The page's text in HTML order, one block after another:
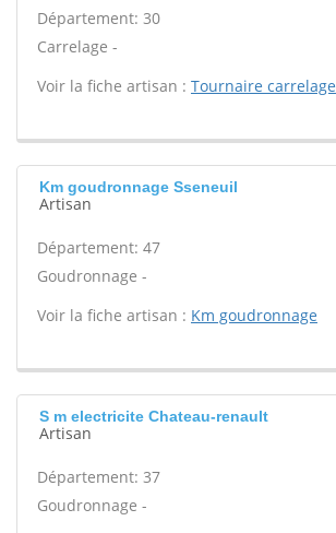
Département: 30
Carrelage -
Voir la fiche artisan : Tournaire carrelage
Km goudronnage Sseneuil
Artisan
Département: 47
Goudronnage -
Voir la fiche artisan : Km goudronnage
S m electricite Chateau-renault
Artisan
Département: 37
Goudronnage -